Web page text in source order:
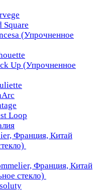
Square
(Упрочненное
Up (Упрочненное
Loop
Франция, Китай
Франция, Китай
стекло)